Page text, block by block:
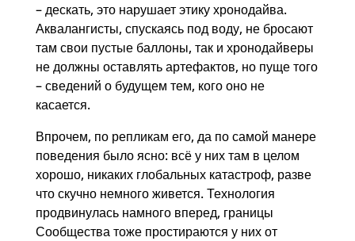
– дескать, это нарушает этику хронодайва.
Аквалангисты, спускаясь под воду, не бросают
там свои пустые баллоны, так и хронодайверы
не должны оставлять артефактов, но пуще того
– сведений о будущем тем, кого оно не
касается.
Впрочем, по репликам его, да по самой манере
поведения было ясно: всё у них там в целом
хорошо, никаких глобальных катастроф, разве
что скучно немного живется. Технология
продвинулась намного вперед, границы
Сообщества тоже простираются у них от